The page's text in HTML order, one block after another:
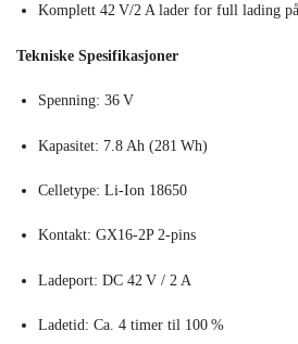
Komplett 42 V/2 A lader for full lading
Tekniske Spesifikasjoner
Spenning: 36 V
Kapasitet: 7.8 Ah (281 Wh)
Celletype: Li‑Ion 18650
Kontakt: GX16-2P 2‑pins
Ladeport: DC 42 V / 2 A
Ladetid: Ca. 4 timer til 100 %